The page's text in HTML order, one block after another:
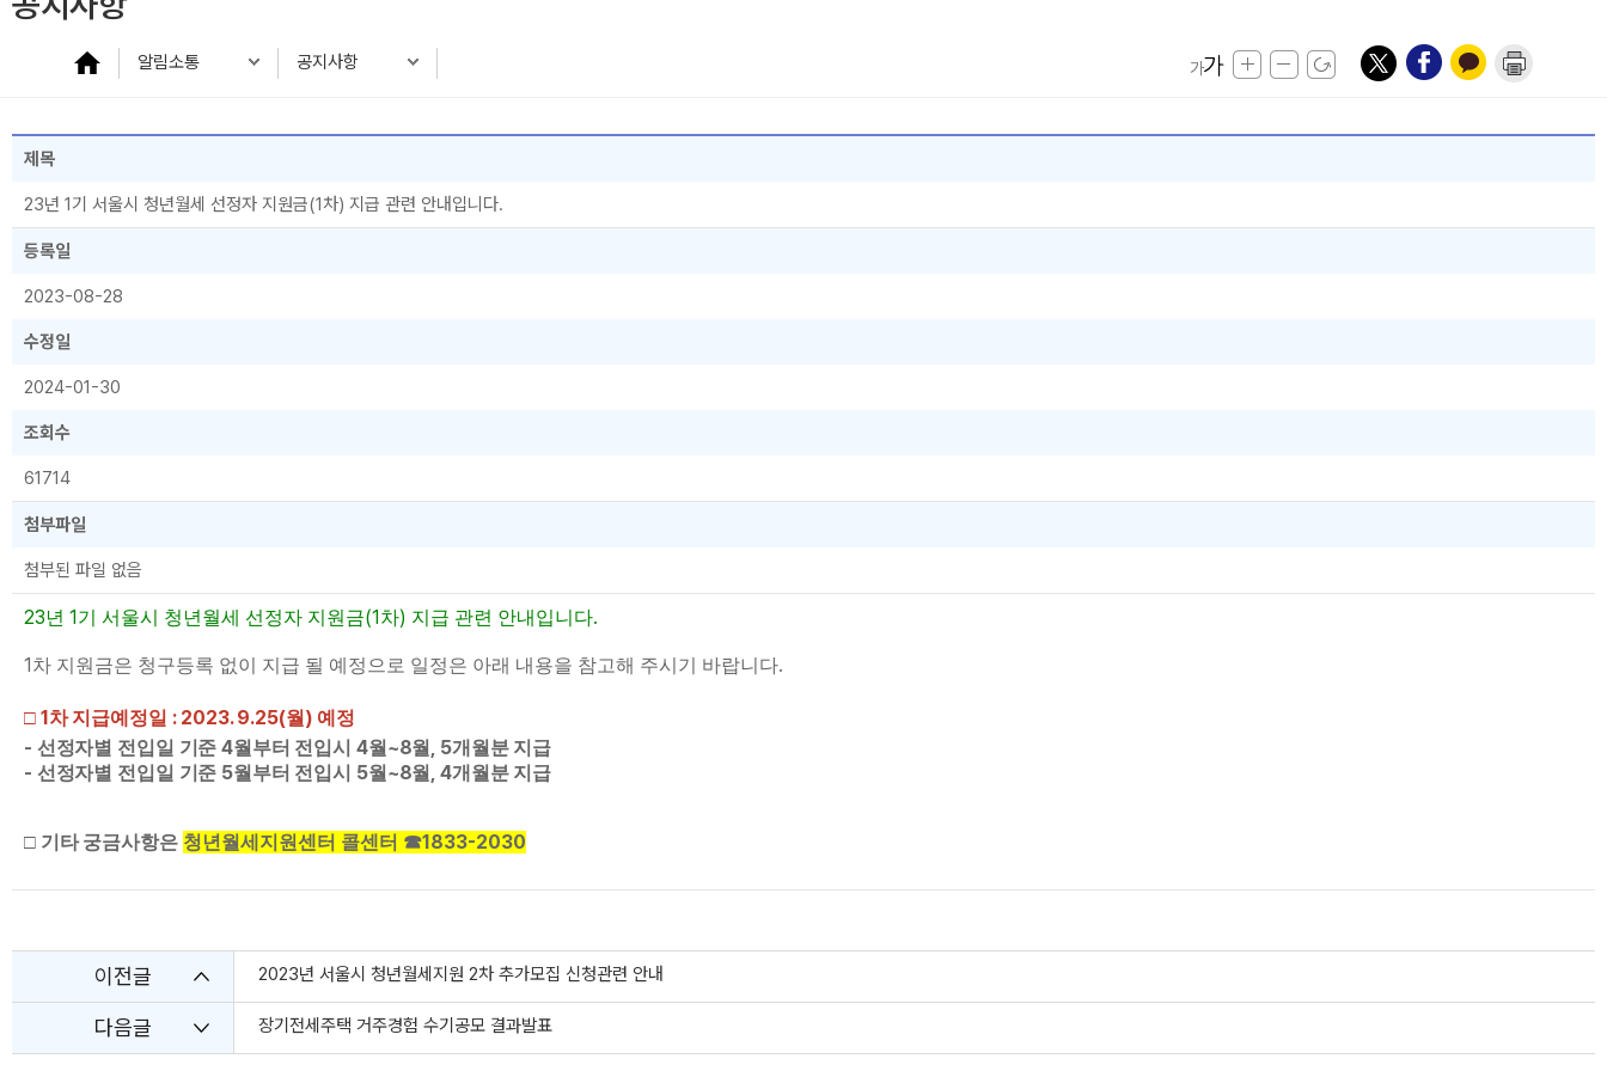
알림소통 공지사항
제목
23년 1기 서울시 청년월세 선정자 지원금(1차) 지급 관련 안내입니다.
등록일
2023-08-28
수정일
2024-01-30
조회수
61714
첨부파일
첨부된 파일 없음
23년 1기 서울시 청년월세 선정자 지원금(1차) 지급 관련 안내입니다.
1차 지원금은 청구등록 없이 지급 될 예정으로 일정은 아래 내용을 참고해 주시기 바랍니다.
□ 1차 지급예정일 : 2023. 9.25(월 ) 예정
- 선정자별 전입일 기준4월부터 전입시 4월 ~8월 , 5개월분 지급
- 선정자별 전입일 기준 5월부터 전입시 5월 ~8월 , 4개월분 지급
□ 기타 궁금사항은 청년월세지원센터 콜센터 ☎1833-2030
이전글 2023년 서울시 청년월세지원 2차 추가모집 신청관련 안내
다음글 장기전세주택 거주경험 수기공모 결과발표